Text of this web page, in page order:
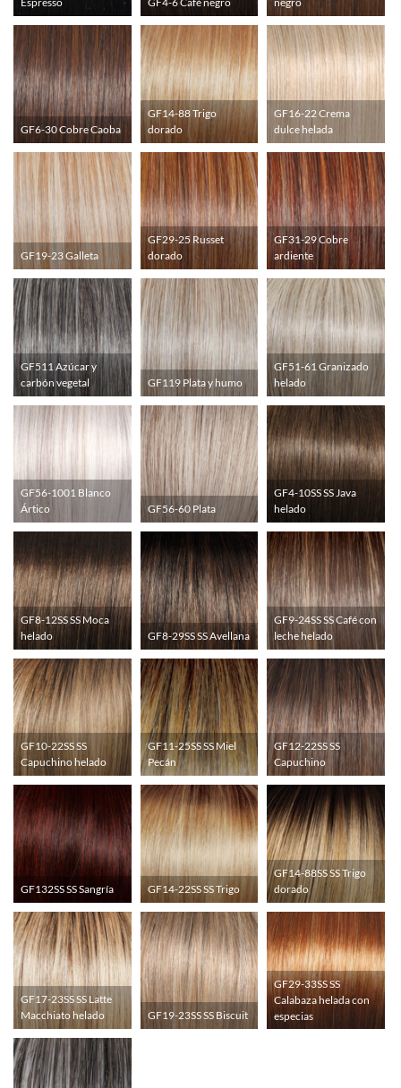
GF6-30 Cobre Caoba
GF14-88 Trigo
dorado
GF16-22 Crema
dulce helada
GF19-23 Galleta
GF29-25 Russet
dorado
GF31-29 Cobre
ardiente
GF511 Azúcar y
carbón vegetal
GF119 Plata y humo
GF51-61 Granizado
helado
GF56-1001 Blanco
Ártico
GF56-60 Plata
GF4-10SS SS Java
helado
GF8-12SS SS Moca
helado
GF8-29SS SS Avellana
GF9-24SS SS Café con
leche helado
GF10-22SS SS
Capuchino helado
GF11-25SS SS Miel
Pecán
GF12-22SS SS
Capuchino
GF132SS SS Sangría GF14-22SS SS Trigo
GF14-88SS SS Trigo
dorado
GF17-23SS SS Latte
Macchiato helado
GF19-23SS SS Biscuit
GF29-33SS SS
Calabaza helada con
especias